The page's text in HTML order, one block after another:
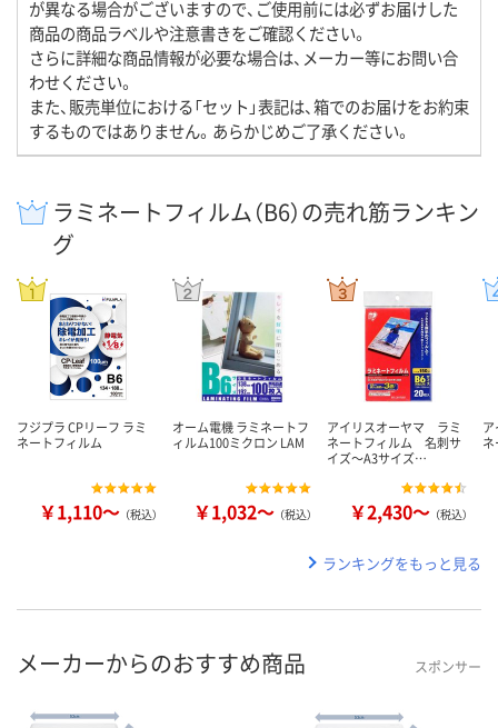
が異なる場合がございますので、ご使用前には必ずお届けした
商品の商品ラベルや注意書きをご確認ください。
さらに詳細な商品情報が必要な場合は、メーカー等にお問い合
わせください。
また、販売単位における「セット」表記は、箱でのお届けをお約束
するものではありません。あらかじめご了承ください。
ラミネートフィルム（B6）の売れ筋ランキン
グ
フジプラ CPリーフ ラミ
ネートフィルム
￥1,110～ （税込）
オーム電機 ラミネートフ
ィルム100ミクロン LAM
￥1,032～ （税込）
アイリスオーヤマ ラミ
ネートフィルム 名刺サ
イズ～A3サイズ…
￥2,430～ （税込）
ランキングをもっと見る
メーカーからのおすすめ商品 スポンサー